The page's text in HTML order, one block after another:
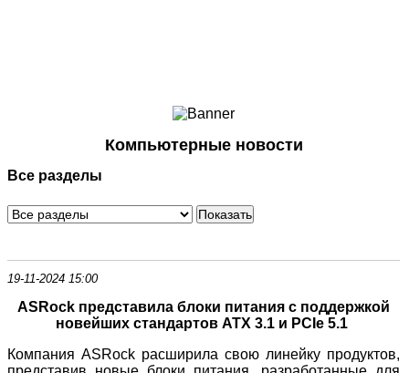
Смартфоны
Периферия
Программное обеспечение
Компьютерные новости
Все разделы
19-11-2024 15:00
ASRock представила блоки питания с поддержкой
новейших стандартов ATX 3.1 и PCIe 5.1
Компания ASRock расширила свою линейку продуктов,